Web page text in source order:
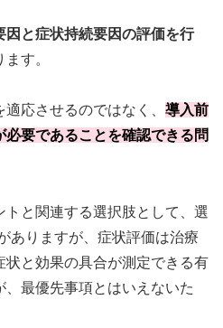
因と症状持続要因の評価を行
す。
応させるのではなく、 導入前
要であることを確認できる問
と関連する選択肢として、選
ありますが、症状評価は治療
と効果の具合が測定できる有
最優先事項とはいえないた